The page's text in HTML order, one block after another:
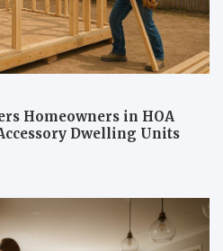
Homeowners in HOA
Dwelling Units